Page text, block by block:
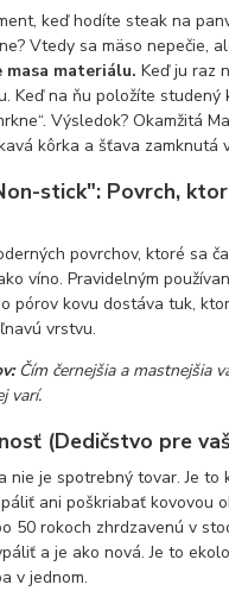
keď hodíte steak na
Vtedy sa mäso nepečie,
masa materiálu. Keď ju raz
Keď na ňu položíte studený
Výsledok? Okamžitá
kôrka a šťava zamknutá
stick": Povrch,
povrchov, ktoré sa
víno. Pravidelným
pórov kovu dostáva tuk,
vrstvu.
Čím černejšia a mastnejšia
varí.
(Dedičstvo pre
nie je spotrebný tovar. Je to
ani poškriabať kovovou
50 rokoch zhrdzavenú v
a je ako nová. Je to
v jednom.